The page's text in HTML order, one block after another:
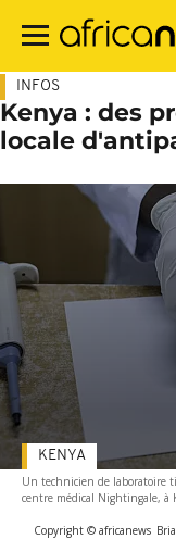
contenu
INFOS
Kenya : des
locale
Un technicien de laboratoire
centre médical Nightingale, à
Copyright © africanews
KENYA